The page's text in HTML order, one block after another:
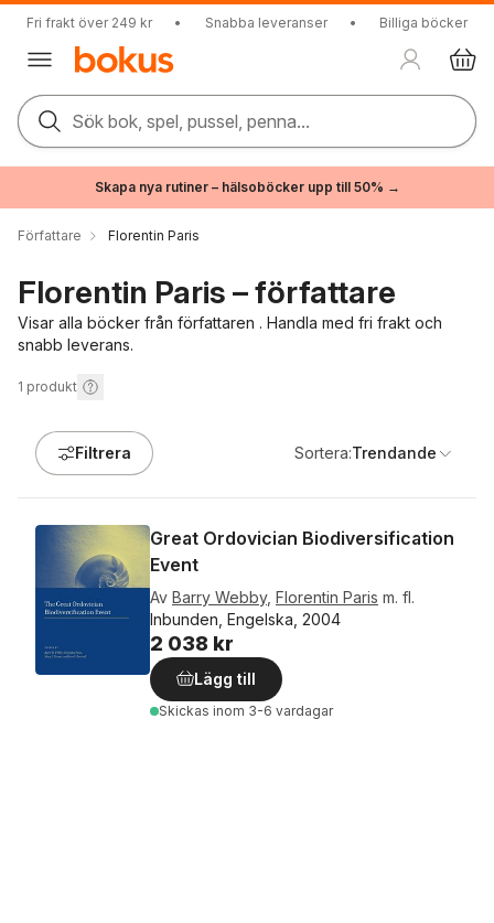
Fri frakt över 249 kr • Snabba leveranser • Billiga böcker
Sök bok, spel, pussel, penna...
Skapa nya rutiner – hälsoböcker upp till 50% →
Författare Florentin Paris
Florentin Paris – författare
Visar alla böcker från författaren . Handla med fri frakt och
snabb leverans.
1 produkt
Filtrera Sortera:Trendande
Great Ordovician Biodiversification
Event
Av Barry Webby, Florentin Paris m. fl.
Inbunden, Engelska, 2004
2 038 kr
Lägg till
Skickas inom 3-6 vardagar